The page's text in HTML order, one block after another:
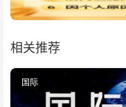
相关推荐
国际